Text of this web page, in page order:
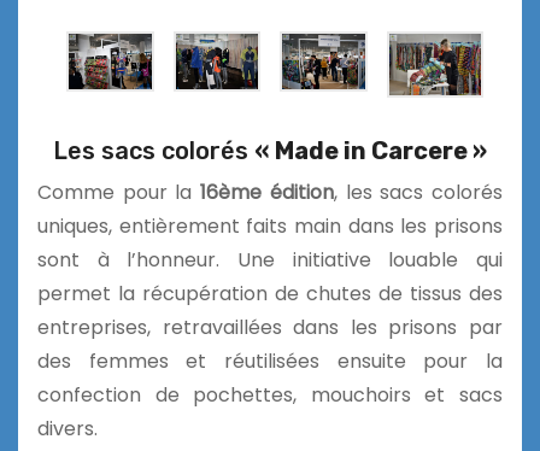
Les sacs colorés « Made in Carcere »
Comme pour la16ème édition, les sacs colorés
uniques, entièrement faits main dans les prisons
sont à l’honneur. Une initiative louable qui
permet la récupération de chutes de tissus des
entreprises, retravaillées dans les prisons par
des femmes et réutilisées ensuite pour la
confection de pochettes, mouchoirs et sacs
divers.